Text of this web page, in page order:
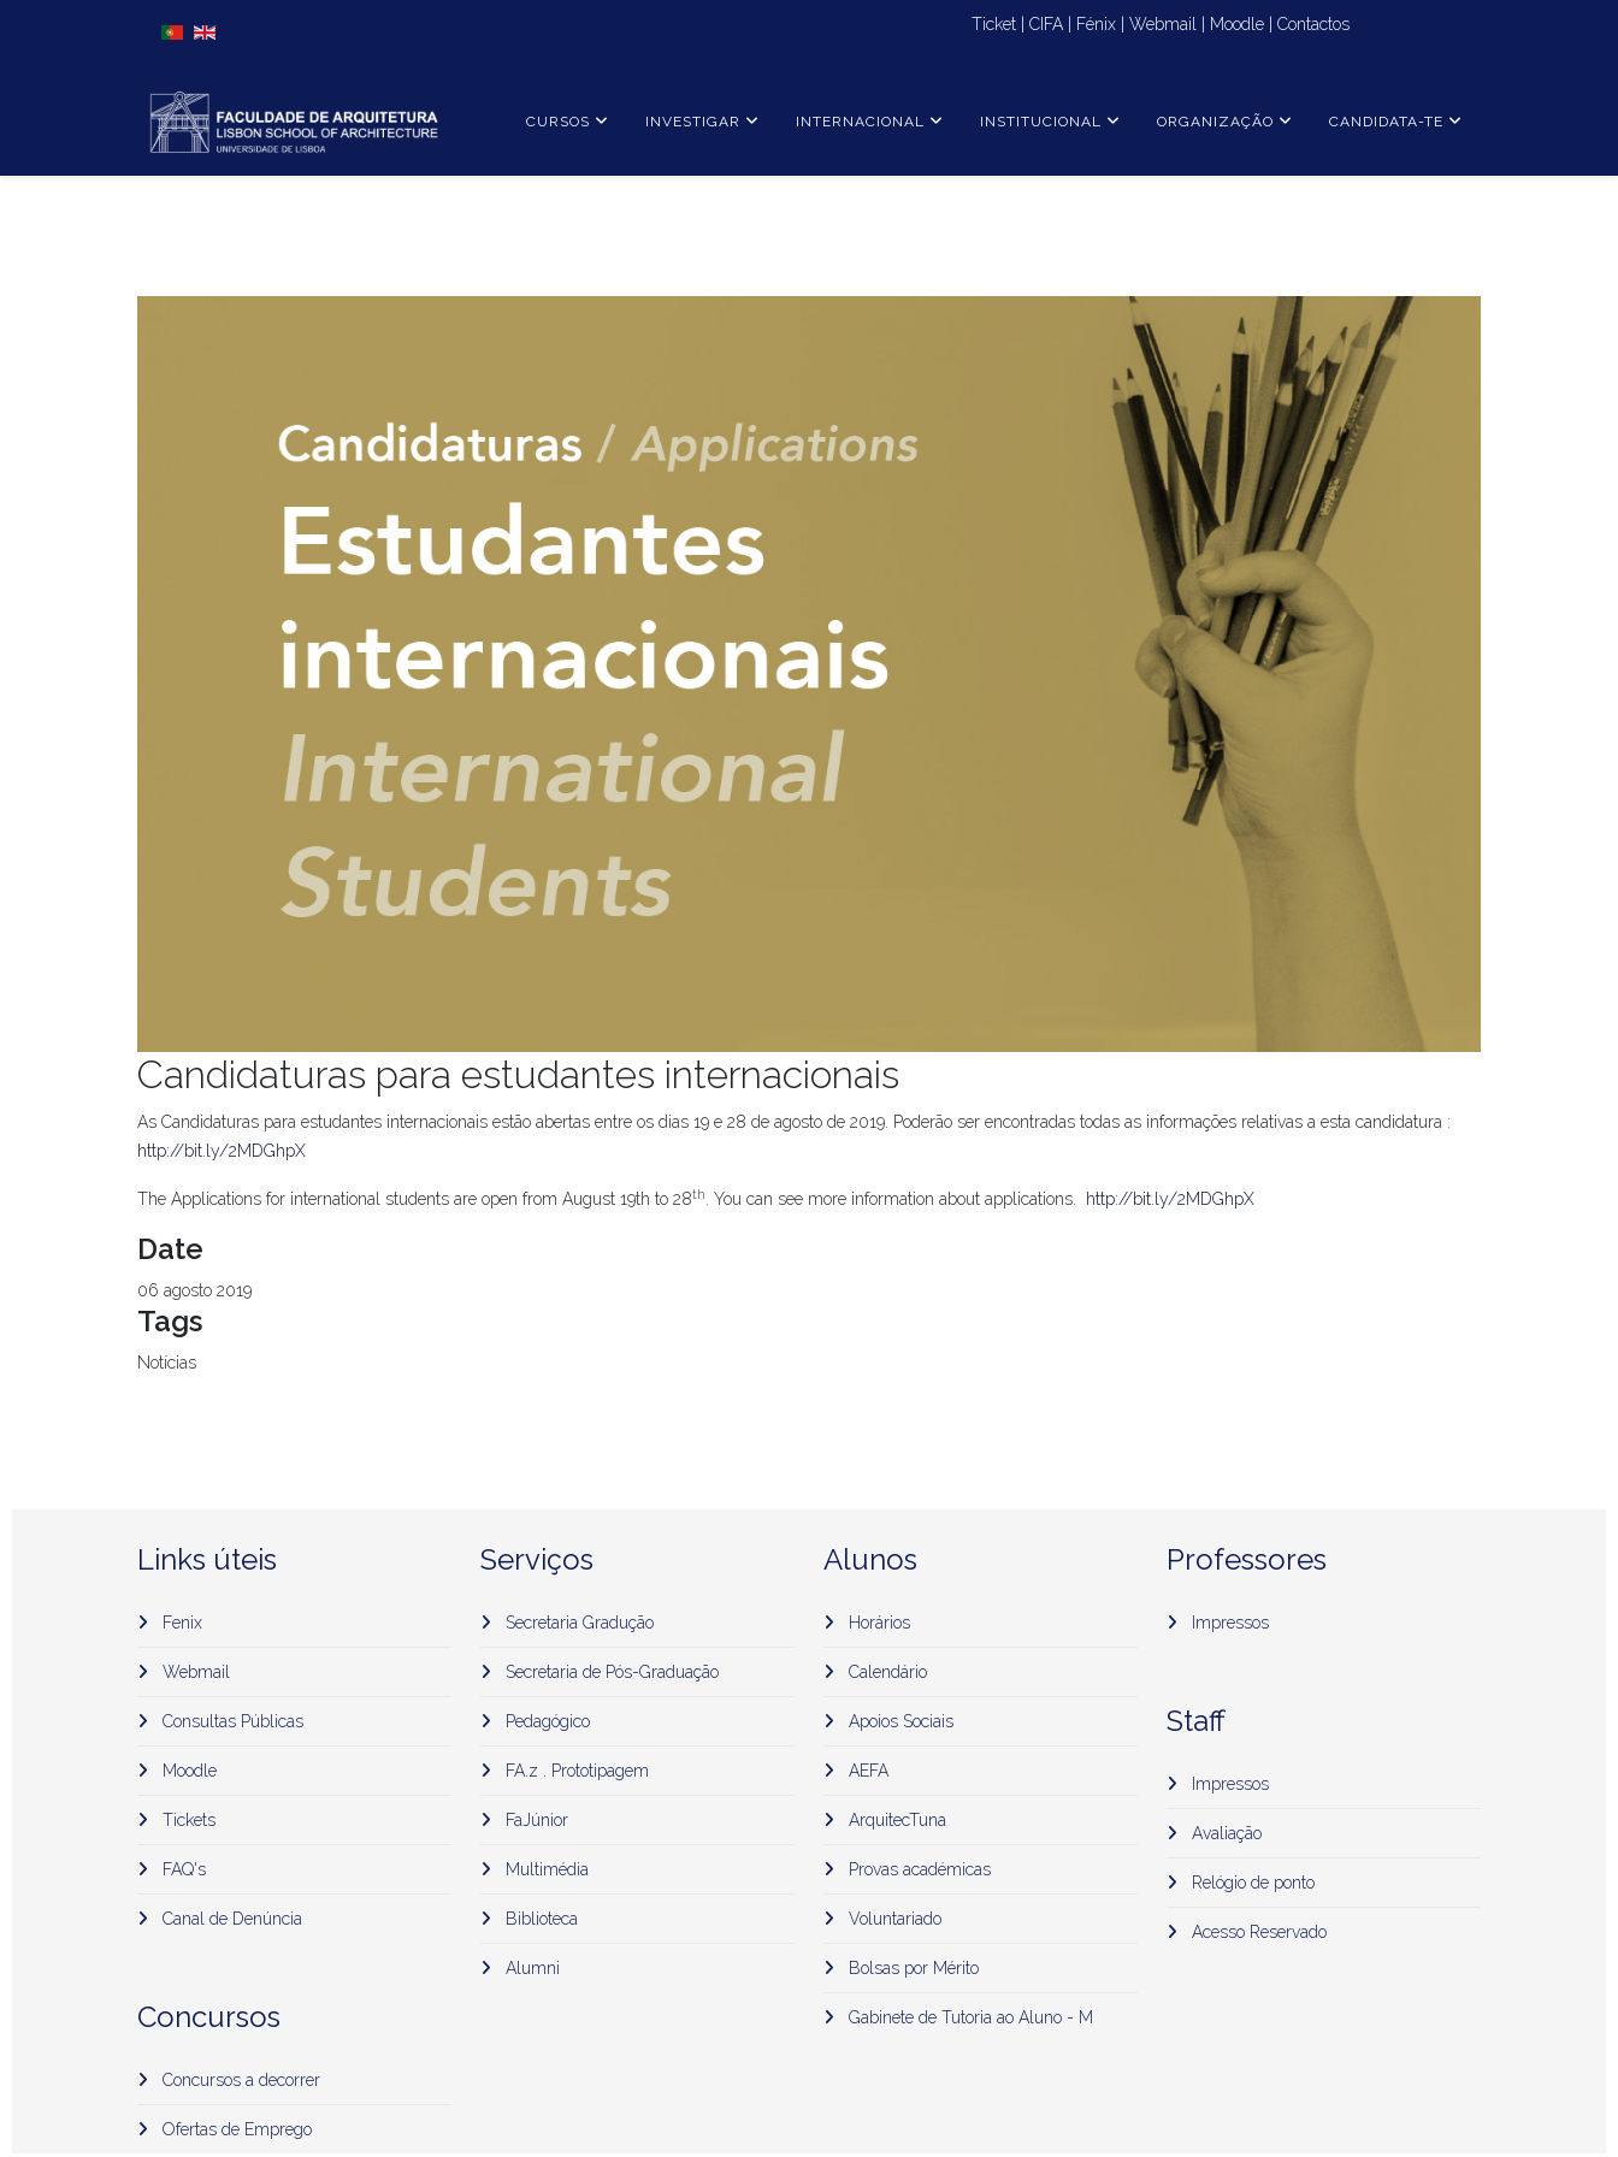
Escolha o seu idioma Ticket CIFA Fénix Webmail Moodle Contactos
CURSOS INVESTIGAR INTERNACIONAL INSTITUCIONAL ORGANIZAÇÃO CANDIDATA-TE
Candidaturas para estudantes internacionais
As Candidaturas para estudantes internacionais estão abertas entre os dias 19 e 28 de agosto de 2019. Poderão ser encontradas todas as informações relativas a esta candidatura :
http://bit.ly/2MDGhpX
The Applications for international students are open from August 19th to 28th . You can see more information about applications. http://bit.ly/2MDGhpX
Date
06 agosto 2019
Tags
Notícias
Links úteis
Fenix
Webmail
Consultas Públicas
Moodle
Tickets
FAQ's
Canal de Denúncia
Concursos
Concursos a decorrer
Ofertas de Emprego
Serviços
Secretaria Gradução
Secretaria de Pós-Graduação
Pedagógico
FA.z . Prototipagem
FaJúnior
Multimédia
Biblioteca
Alumni
Alunos
Horários
Calendário
Apoios Sociais
AEFA
ArquitecTuna
Provas académicas
Voluntariado
Bolsas por Mérito
Gabinete de Tutoria ao Aluno - M
Professores
Impressos
Staff
Impressos
Avaliação
Relógio de ponto
Acesso Reservado